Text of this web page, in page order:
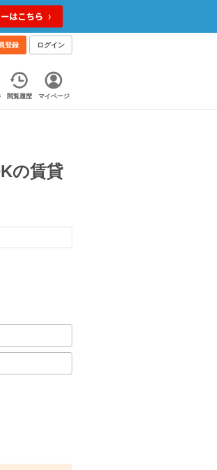
登録 ログイン
閲覧履歴 マイページ
の賃貸